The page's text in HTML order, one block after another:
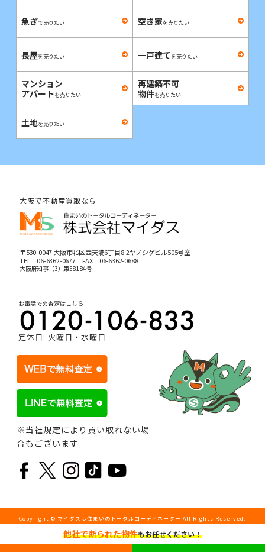
急ぎで売りたい 空き家を売りたい
長屋を売りたい 一戸建てを売りたい
マンション
アパートを売りたい
再建築不可
物件を売りたい
土地を売りたい
他社で断られた物件もお任せください！
大阪で不動産買取なら
〒530-0047 大阪市北区西天満6丁目8-2ヤノシゲビル505号室
TEL 06-6362-0677FAX 06-6362-0688
大阪府知事（3）第58184号
お電話での査定はこちら
定休日: 火曜日・水曜日
※当社規定により買い取れない場
合もございます
Copyright © マイダスは住まいのトータルコーディネーター All Rights Reserved.